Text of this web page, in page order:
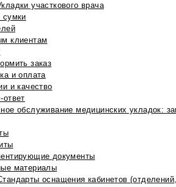
участкового врача
сумки
клиентам
заказ
и оплата
и качество
ответ
обслуживание медицинских укладок:
документы
материалы
оснащения кабинетов